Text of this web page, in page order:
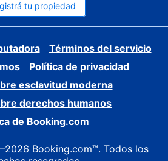
tu propiedad
Términos del servicio
Política de privacidad
esclavitud moderna
derechos humanos
de Booking.com
Booking.com™. Todos los